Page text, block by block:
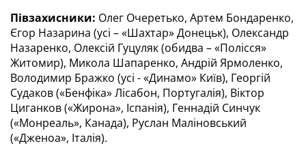
Півзахисники: Олег Очеретько, Артем Бондаренко,
Єгор Назарина (усі – «Шахтар» Донецьк), Олександр
Назаренко, Олексій Гуцуляк (обидва – «Полісся»
Житомир), Микола Шапаренко, Андрій Ярмоленко,
Володимир Бражко (усі - «Динамо» Київ), Георгій
Судаков («Бенфіка» Лісабон, Португалія), Віктор
Циганков («Жирона», Іспанія), Геннадій Синчук
(«Монреаль», Канада), Руслан Маліновський
(«Дженоа», Італія).